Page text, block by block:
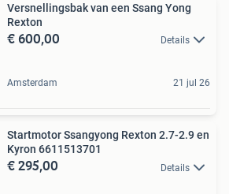
Versnellingsbak van een Ssang Yong
Rexton
€ 600,00 Details
Amsterdam 21 jul 26
Startmotor Ssangyong Rexton 2.7-2.9 en
Kyron 6611513701
€ 295,00 Details